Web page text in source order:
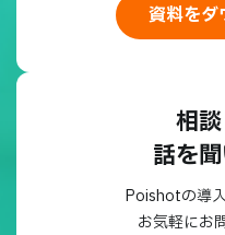
資料をダ
相談
話を
Poishotの導
お気軽にお